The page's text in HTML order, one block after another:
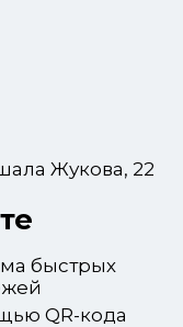
Жукова, 22
быстрых
QR-кода